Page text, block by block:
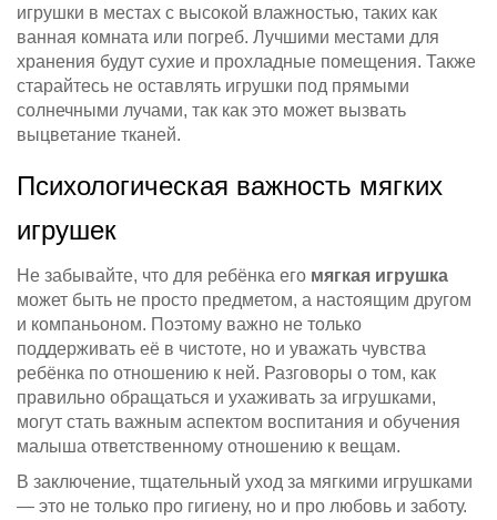
игрушки в местах с высокой влажностью, таких как
ванная комната или погреб. Лучшими местами для
хранения будут сухие и прохладные помещения. Также
старайтесь не оставлять игрушки под прямыми
солнечными лучами, так как это может вызвать
выцветание тканей.
Психологическая важность мягких
игрушек
Не забывайте, что для ребёнка его мягкая игрушка
может быть не просто предметом, а настоящим другом
и компаньоном. Поэтому важно не только
поддерживать её в чистоте, но и уважать чувства
ребёнка по отношению к ней. Разговоры о том, как
правильно обращаться и ухаживать за игрушками,
могут стать важным аспектом воспитания и обучения
малыша ответственному отношению к вещам.
В заключение, тщательный уход за мягкими игрушками
— это не только про гигиену, но и про любовь и заботу.